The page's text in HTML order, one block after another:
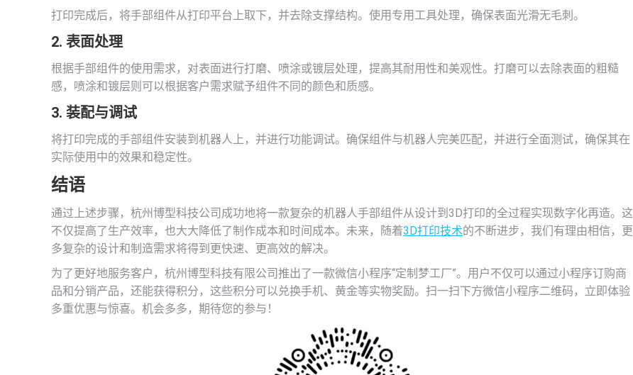
打印完成后，将手部组件从打印平台上取下，并去除支撑结构。使用专用工具处理，确保表面光滑无毛刺。
2. 表面处理
根据手部组件的使用需求，对表面进行打磨、喷涂或镀层处理，提高其耐用性和美观性。打磨可以去除表面的粗糙
感，喷涂和镀层则可以根据客户需求赋予组件不同的颜色和质感。
3. 装配与调试
将打印完成的手部组件安装到机器人上，并进行功能调试。确保组件与机器人完美匹配，并进行全面测试，确保其在
实际使用中的效果和稳定性。
结语
通过上述步骤，杭州博型科技公司成功地将一款复杂的机器人手部组件从设计到3D打印的全过程实现数字化再造。这
不仅提高了生产效率，也大大降低了制作成本和时间成本。未来，随着3D打印技术的不断进步，我们有理由相信，更
多复杂的设计和制造需求将得到更快速、更高效的解决。
为了更好地服务客户，杭州博型科技有限公司推出了一款微信小程序“定制梦工厂”。用户不仅可以通过小程序订购商
品和分销产品，还能获得积分，这些积分可以兑换手机、黄金等实物奖励。扫一扫下方微信小程序二维码，立即体验
多重优惠与惊喜。机会多多，期待您的参与！